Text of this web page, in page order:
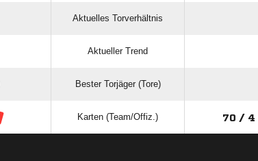
Aktuelles Torverhältnis
Aktueller Trend
Bester Torjäger (Tore)
Karten (Team/Offiz.) 70 / 4